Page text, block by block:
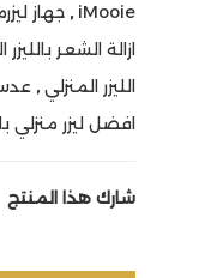
iMooie
,جهاز
ازالة الشعر بالليزر
الليزر المنزلي ,
افضل ليزر منزلي
شارك هذا المنتج